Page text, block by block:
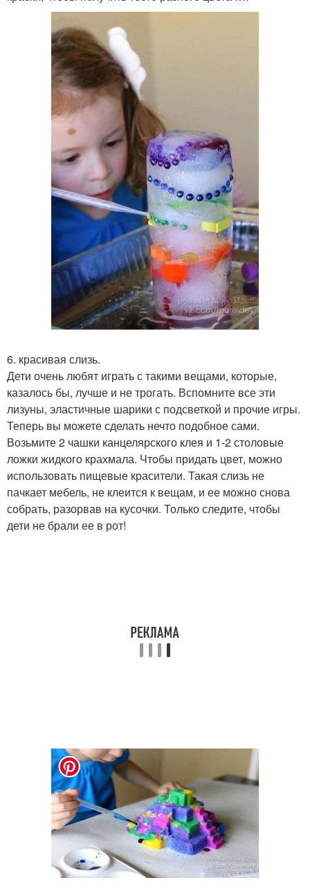
6. красивая слизь.
Дети очень любят играть с такими вещами, которые,
казалось бы, лучше и не трогать. Вспомните все эти
лизуны, эластичные шарики с подсветкой и прочие игры.
Теперь вы можете сделать нечто подобное сами.
Возьмите 2 чашки канцелярского клея и 1-2 столовые
ложки жидкого крахмала. Чтобы придать цвет, можно
использовать пищевые красители. Такая слизь не
пачкает мебель, не клеится к вещам, и ее можно снова
собрать, разорвав на кусочки. Только следите, чтобы
дети не брали ее в рот!